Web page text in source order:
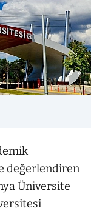
değerlendiren
Üniversite